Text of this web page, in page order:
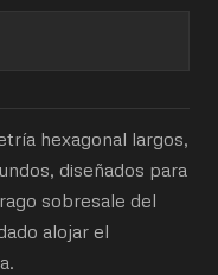
hexagonal largos,
diseñados para
sobresale del
alojar el